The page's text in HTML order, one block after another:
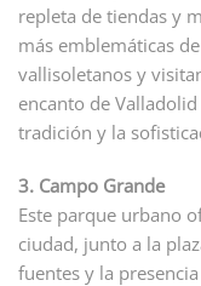
repleta de tiendas y
más emblemáticas
vallisoletanos y
encanto de
tradición y la
3. Campo Grande
Este parque urbano
ciudad, junto a la
fuentes y la